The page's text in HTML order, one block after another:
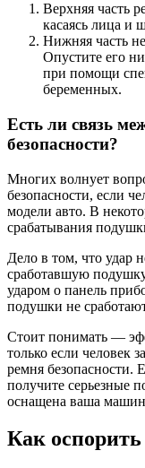
Верхняя часть
касаясь лица и
Нижняя часть
Опустите его
при помощи
беременных.
Есть ли связь
безопасности?
Многих волнует
безопасности, если
модели авто. В
срабатывания
Дело в том, что удар
сработавшую
ударом о панель
подушки не
Стоит понимать —
только если человек
ремня безопасности.
получите серьезные
оснащена ваша
Как